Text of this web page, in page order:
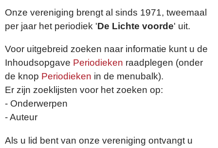
Onze vereniging brengt al sinds 1971, tweemaal
per jaar het periodiek 'De Lichte voorde' uit.
Voor uitgebreid zoeken naar informatie kunt u de
Inhoudsopgave Periodieken raadplegen (onder
de knop Periodieken in de menubalk).
Er zijn zoeklijsten voor het zoeken op:
- Onderwerpen
- Auteur
Als u lid bent van onze vereniging ontvangt u